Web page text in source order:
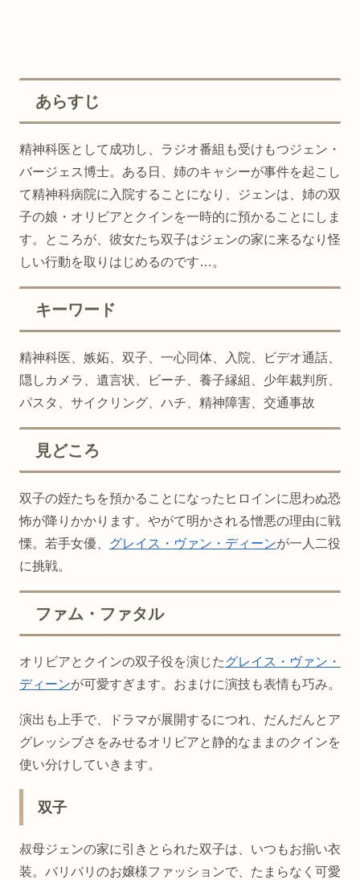
あらすじ
精神科医として成功し、ラジオ番組も受けもつジェン・
バージェス博士。ある日、姉のキャシーが事件を起こし
て精神科病院に入院することになり、ジェンは、姉の双
子の娘・オリビアとクインを一時的に預かることにしま
す。ところが、彼女たち双子はジェンの家に来るなり怪
しい行動を取りはじめるのです…。
キーワード
精神科医、嫉妬、双子、一心同体、入院、ビデオ通話、
隠しカメラ、遺言状、ビーチ、養子縁組、少年裁判所、
パスタ、サイクリング、ハチ、精神障害、交通事故
見どころ
双子の姪たちを預かることになったヒロインに思わぬ恐
怖が降りかかります。やがて明かされる憎悪の理由に戦
慄。若手女優、 グレイス・ヴァン・ディーンが一人二役
に挑戦。
ファム・ファタル
オリビアとクインの双子役を演じたグレイス・ヴァン・
ディーンが可愛すぎます。おまけに演技も表情も巧み。
演出も上手で、ドラマが展開するにつれ、だんだんとア
グレッシブさをみせるオリビアと静的なままのクインを
使い分けしていきます。
双子
叔母ジェンの家に引きとられた双子は、いつもお揃い衣
装。バリバリのお嬢様ファッションで、たまらなく可愛